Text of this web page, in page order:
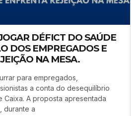
DÉFICT DO SAÚDE
DOS EMPREGADOS E
NA MESA.
para empregados,
a conta do desequilíbrio
Caixa. A proposta apresentada
durante a